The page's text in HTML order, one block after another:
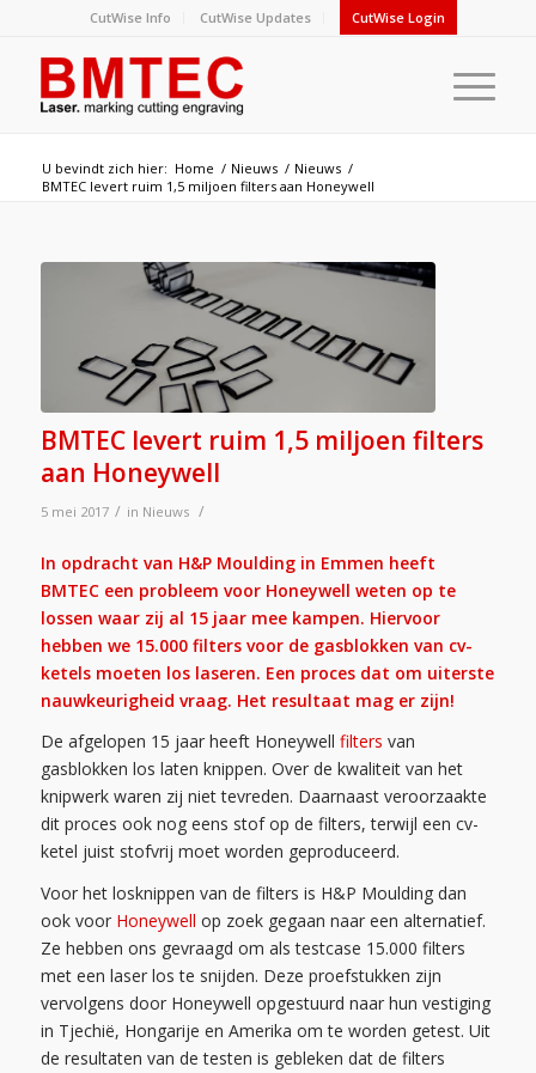
CutWise Info CutWise Updates CutWise Login
U bevindt zich hier: Home / Nieuws / Nieuws /
BMTEC levert ruim 1,5 miljoen filters aan Honeywell
BMTEC levert ruim 1,5 miljoen filters
aan Honeywell
5 mei 2017 / in Nieuws /
In opdracht van H&P Moulding in Emmen heeft
BMTEC een probleem voor Honeywell weten op te
lossen waar zij al 15 jaar mee kampen. Hiervoor
hebben we 15.000 filters voor de gasblokken van cv-
ketels moeten los laseren. Een proces dat om uiterste
nauwkeurigheid vraag. Het resultaat mag er zijn!
De afgelopen 15 jaar heeft Honeywell filters van
gasblokken los laten knippen. Over de kwaliteit van het
knipwerk waren zij niet tevreden. Daarnaast veroorzaakte
dit proces ook nog eens stof op de filters, terwijl een cv-
ketel juist stofvrij moet worden geproduceerd.
Voor het losknippen van de filters is H&P Moulding dan
ook voor Honeywell op zoek gegaan naar een alternatief.
Ze hebben ons gevraagd om als testcase 15.000 filters
met een laser los te snijden. Deze proefstukken zijn
vervolgens door Honeywell opgestuurd naar hun vestiging
in Tjechië, Hongarije en Amerika om te worden getest. Uit
de resultaten van de testen is gebleken dat de filters